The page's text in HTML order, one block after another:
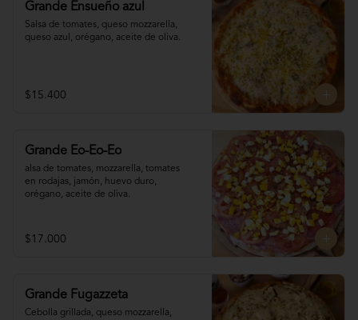
Grande Ensueño azul
Salsa de tomates, queso mozzarella,
queso azul, orégano, aceite de oliva.
$15.400
Grande Eo-Eo-Eo
alsa de tomates, mozzarella, tomates
en rodajas, jamón, huevo duro,
orégano, aceite de oliva.
$17.000
Grande Fugazzeta
Cebolla grillada, queso mozzarella,